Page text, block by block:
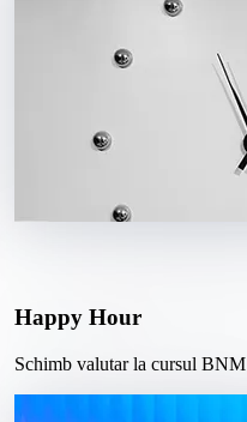
Happy Hour
Schimb valutar la cursul BNM